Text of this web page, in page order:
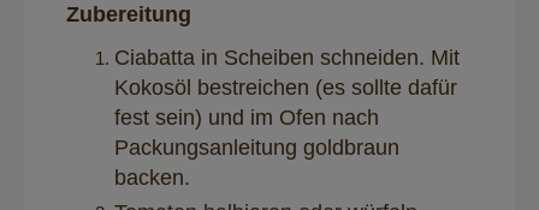
Zubereitung
Ciabatta in Scheiben schneiden. Mit
Kokosöl bestreichen (es sollte dafür
fest sein) und im Ofen nach
Packungsanleitung goldbraun
backen.